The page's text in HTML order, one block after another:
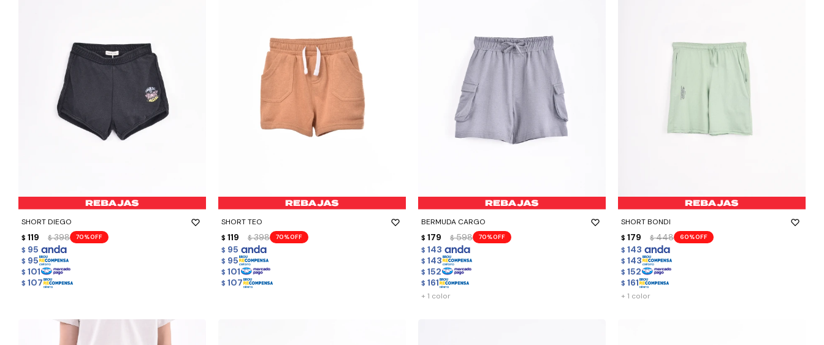
SHORT DIEGO
$ 119 $ 398 70
$ 95
$ 95
$ 101
$ 107
- +
SHORT TEO
$ 119 $ 398 70
$ 95
$ 95
$ 101
$ 107
- +
BERMUDA CARGO
$ 179 $ 598 70
$ 143
$ 143
$ 152
$ 161
- +
+ 1 color
SHORT BONDI
$ 179 $ 448 60
$ 143
$ 143
$ 152
$ 161
- +
+ 1 color